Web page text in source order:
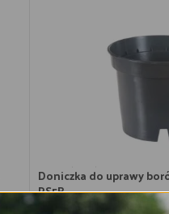
Doniczka do uprawy
RS5B